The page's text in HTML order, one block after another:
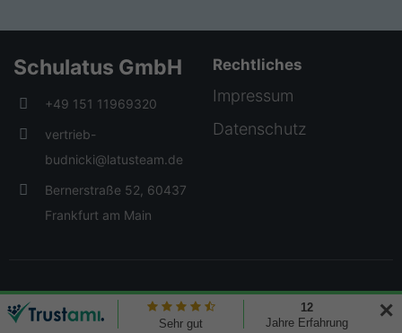
Schulatus GmbH
+49 151 11969320
vertrieb-
budnicki@latusteam.de
Bernerstraße 52, 60437
Frankfurt am Main
Rechtliches
Impressum
Datenschutz
© 2026 Creative Elements. All rights reserved
✕